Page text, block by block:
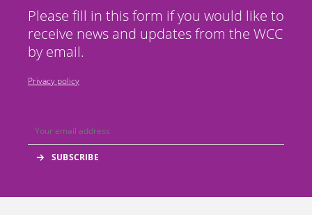
Please fill in this form if you would like to
receive news and updates from the WCC
by email.
Privacy policy